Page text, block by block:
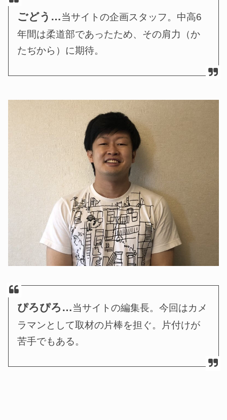
ごどう…当サイトの企画スタッフ。中高6
年間は柔道部であったため、その肩力（か
たぢから）に期待。
ぴろぴろ…当サイトの編集長。今回はカメ
ラマンとして取材の片棒を担ぐ。片付けが
苦手でもある。